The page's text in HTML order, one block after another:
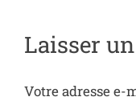
Laisser
Votre adresse e-